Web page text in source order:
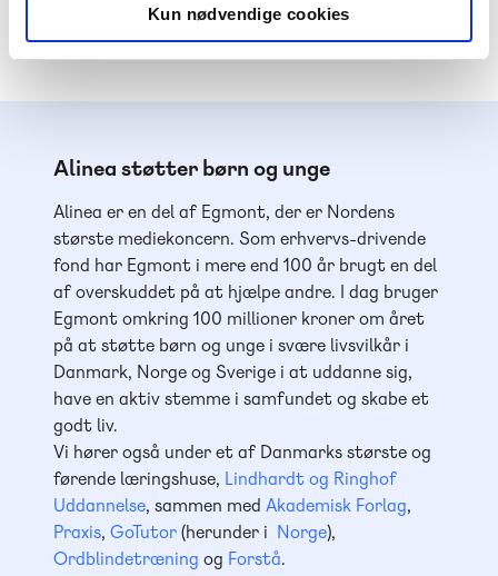
Kun nødvendige cookies
Alinea støtter børn og unge
Alinea er en del af Egmont, der er Nordens
største mediekoncern. Som erhvervs-drivende
fond har Egmont i mere end 100 år brugt en del
af overskuddet på at hjælpe andre. I dag bruger
Egmont omkring 100 millioner kroner om året
på at støtte børn og unge i svære livsvilkår i
Danmark, Norge og Sverige i at uddanne sig,
have en aktiv stemme i samfundet og skabe et
godt liv.
Vi hører også under et af Danmarks største og
førende læringshuse, Lindhardt og Ringhof
Uddannelse, sammen med Akademisk Forlag,
Praxis, GoTutor(herunder i Norge),
Ordblindetræning og Forstå.